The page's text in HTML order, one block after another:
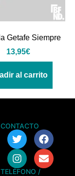
Getafe Siempre
13,95€
al carrito
CONTACTO
TELÉFONO /